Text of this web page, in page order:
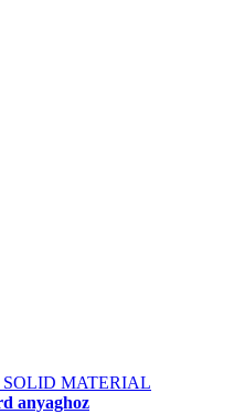
anyaghoz